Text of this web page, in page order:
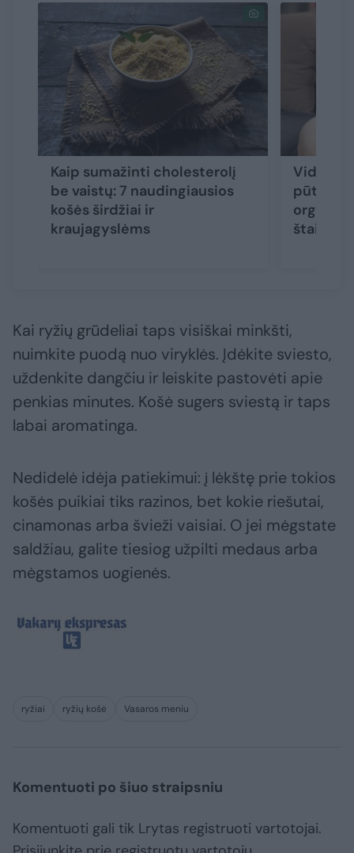
Kaip sumažinti cholesterolį
be vaistų: 7 naudingiausios
košės širdžiai ir
kraujagyslėms
Vidurių
štai, ko
Kai ryžių grūdeliai taps visiškai minkšti,
nuimkite puodą nuo viryklės. Įdėkite sviesto,
uždenkite dangčiu ir leiskite pastovėti apie
penkias minutes. Košė sugers sviestą ir taps
labai aromatinga.
Nedidelė idėja patiekimui: į lėkštę prie tokios
košės puikiai tiks razinos, bet kokie riešutai,
cinamonas arba švieži vaisiai. O jei mėgstate
saldžiau, galite tiesiog užpilti medaus arba
mėgstamos uogienės.
ryžiai ryžių košė Vasaros meniu
Komentuoti po šiuo straipsniu
Komentuoti gali tik Lrytas registruoti vartotojai.